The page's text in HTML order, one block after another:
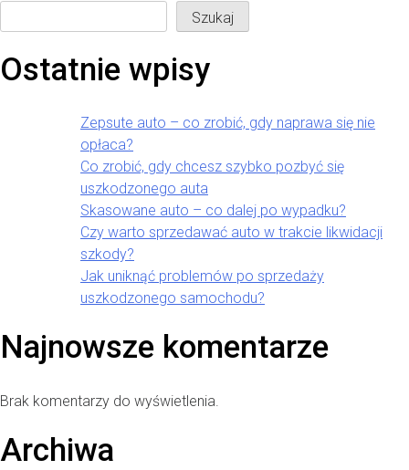
Szukaj
Ostatnie wpisy
Zepsute auto – co zrobić, gdy naprawa się nie
opłaca?
Co zrobić, gdy chcesz szybko pozbyć się
uszkodzonego auta
Skasowane auto – co dalej po wypadku?
Czy warto sprzedawać auto w trakcie likwidacji
szkody?
Jak uniknąć problemów po sprzedaży
uszkodzonego samochodu?
Najnowsze komentarze
Brak komentarzy do wyświetlenia.
Archiwa